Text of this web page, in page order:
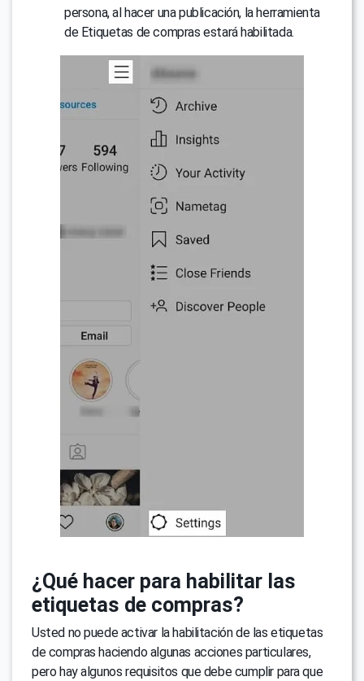
persona, al hacer una publicación, la herramienta
de Etiquetas de compras estará habilitada.
¿Qué hacer para habilitar las
etiquetas de compras?
Usted no puede activar la habilitación de las etiquetas
de compras haciendo algunas acciones particulares,
pero hay algunos requisitos que debe cumplir para que